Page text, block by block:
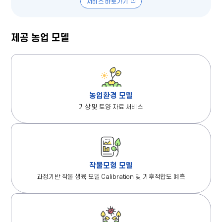
제공 농업 모델
농업환경 모델
기상 및 토양 자료 서비스
작물모형 모델
과정기반 작물 생육 모델 Calibration 및 기후적합도 예측